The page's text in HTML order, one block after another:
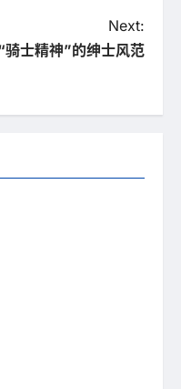
Next:
士精神”的绅士风范